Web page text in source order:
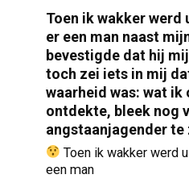
Toen ik wakker
er een man naast
bevestigde dat hij
toch zei iets in mij
waarheid was: wat
ontdekte, bleek nog
angstaanjagender te
Toen ik wakker werd
een man